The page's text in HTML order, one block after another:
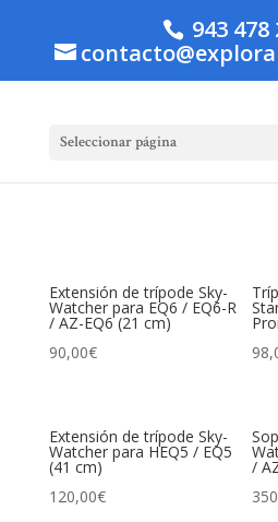
943 478
Seleccionar página
Extensión de trípode Sky-
Watcher para EQ6 / EQ6-R
/ AZ-EQ6 (21 cm)
90,00€
Extensión de trípode Sky-
Watcher para HEQ5 / EQ5
(41 cm)
120,00€
/